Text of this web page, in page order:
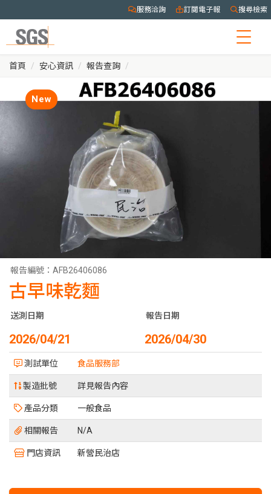
服務洽詢 訂閱電子報 搜尋檢索
首頁 安心資訊 報告查詢
New
報告編號： AFB26406086
古早味乾麵
送測日期
2026/04/21
報告日期
2026/04/30
測試單位 食品服務部
製造批號 詳見報告內容
產品分類 一般食品
相關報告 N/A
門店資訊 新營民治店